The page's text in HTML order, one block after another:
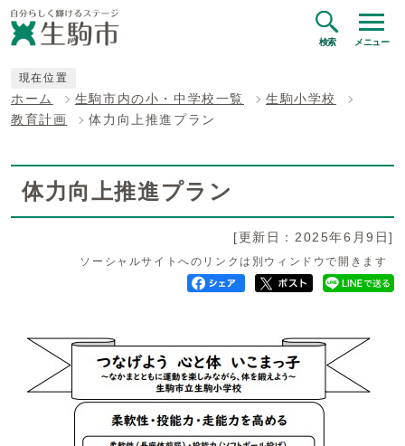
検索 メニュー
現在位置
ホーム 生駒市内の小・中学校一覧
生駒小学校
教育計画
体力向上推進プラン
体力向上推進プラン
[更新日：2025年6月9日]
ソーシャルサイトへのリンクは別ウィンドウで開きます